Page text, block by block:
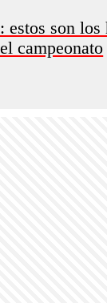
estos son los
campeonato